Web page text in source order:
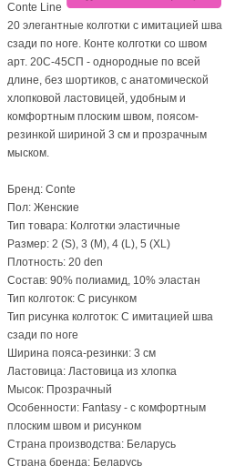
Conte Line
20 элегантные колготки c имитацией шва
сзади по ноге. Конте колготки со швом
арт. 20С-45СП - однородные по всей
длине, без шортиков, с анатомической
хлопковой ластовицей, удобным и
комфортным плоским швом, поясом-
резинкой шириной 3 см и прозрачным
мыском.
Бренд: Conte
Пол: Женские
Тип товара: Колготки эластичные
Размер: 2 (S), 3 (M), 4 (L), 5 (XL)
Плотность: 20 den
Состав: 90% полиамид, 10% эластан
Тип колготок: С рисунком
Тип рисунка колготок: С имитацией шва
сзади по ноге
Ширина пояса-резинки: 3 см
Ластовица: Ластовица из хлопка
Мысок: Прозрачный
Особенности: Fantasy - c комфортным
плоским швом и рисунком
Страна производства: Беларусь
Страна бренда: Беларусь